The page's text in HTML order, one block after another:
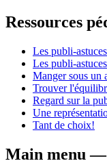
Ressources
Les publi-
Les publi-
Manger sous un
Trouver
Regard sur la
Une
Tant de choix!
Main menu